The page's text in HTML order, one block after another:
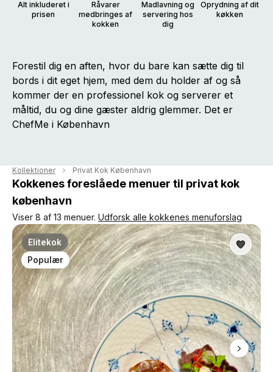
Alt inkluderet i
prisen
Råvarer
medbringes af
kokken
Madlavning og
servering hos
dig
Oprydning af dit
køkken
Forestil dig en aften, hvor du bare kan sætte dig til
bords i dit eget hjem, med dem du holder af og så
kommer der en professionel kok og serverer et
måltid, du og dine gæster aldrig glemmer. Det er
ChefMe i København
Kollektioner Privat Kok København
Kokkenes foreslåede menuer til privat kok
københavn
Viser 8 af 13 menuer. Udforsk alle kokkenes menuforslag
Elitekok
Populær